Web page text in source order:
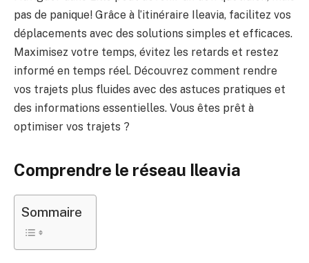
pas de panique! Grâce à l’itinéraire Ileavia, facilitez vos
déplacements avec des solutions simples et efficaces.
Maximisez votre temps, évitez les retards et restez
informé en temps réel. Découvrez comment rendre
vos trajets plus fluides avec des astuces pratiques et
des informations essentielles. Vous êtes prêt à
optimiser vos trajets ?
Comprendre le réseau Ileavia
Sommaire